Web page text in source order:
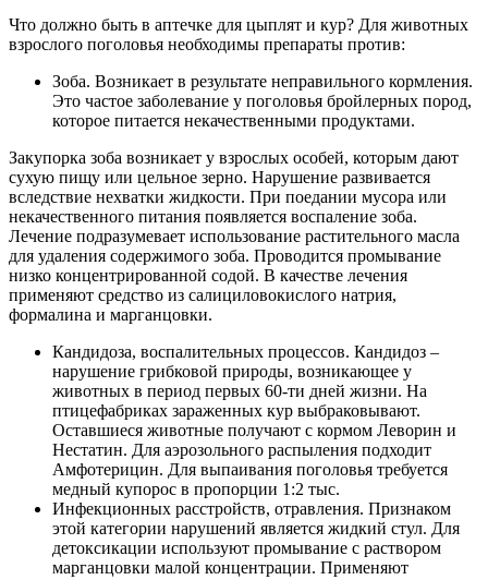
Что должно быть в аптечке для цыплят и кур? Для животных
взрослого поголовья необходимы препараты против:
Зоба. Возникает в результате неправильного кормления.
Это частое заболевание у поголовья бройлерных пород,
которое питается некачественными продуктами.
Закупорка зоба возникает у взрослых особей, которым дают
сухую пищу или цельное зерно. Нарушение развивается
вследствие нехватки жидкости. При поедании мусора или
некачественного питания появляется воспаление зоба.
Лечение подразумевает использование растительного масла
для удаления содержимого зоба. Проводится промывание
низко концентрированной содой. В качестве лечения
применяют средство из салициловокислого натрия,
формалина и марганцовки.
Кандидоза, воспалительных процессов. Кандидоз –
нарушение грибковой природы, возникающее у
животных в период первых 60-ти дней жизни. На
птицефабриках зараженных кур выбраковывают.
Оставшиеся животные получают с кормом Леворин и
Нестатин. Для аэрозольного распыления подходит
Амфотерицин. Для выпаивания поголовья требуется
медный купорос в пропорции 1:2 тыс.
Инфекционных расстройств, отравления. Признаком
этой категории нарушений является жидкий стул. Для
детоксикации используют промывание с раствором
марганцовки малой концентрации. Применяют